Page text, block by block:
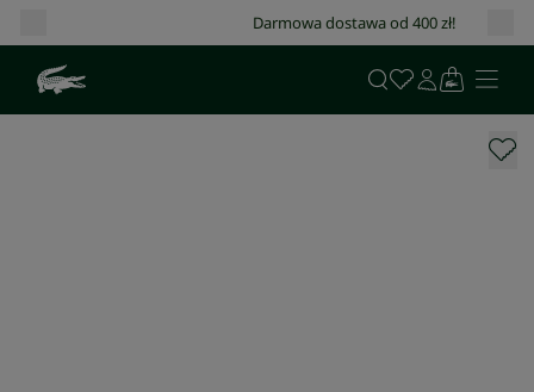
Darmowa dostawa od 400 zł!